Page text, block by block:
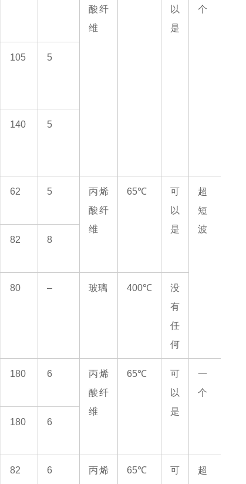
酸纤
维
以
是
个
105 5
140 5
62 5
丙烯
酸纤
维
65℃
可
以
是
超
短
波
82 8
80 – 玻璃 400℃
没
有
任
何
180 6
丙烯
酸纤
维
65℃
可
以
是
一
个
180 6
82 6 丙烯 65℃ 可 超